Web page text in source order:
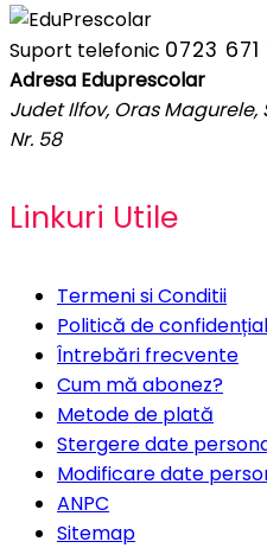
Suport telefonic 0723 671
Adresa Eduprescolar
Judet Ilfov, Oras Magurele,
Nr. 58
Linkuri Utile
Termeni si Conditii
Politică de
Întrebări frecvente
Cum mă abonez?
Metode de plată
Stergere date
Modificare date
ANPC
Sitemap